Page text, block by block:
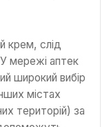
крем, слід
мережі аптек
широкий вибір
містах
територій) за